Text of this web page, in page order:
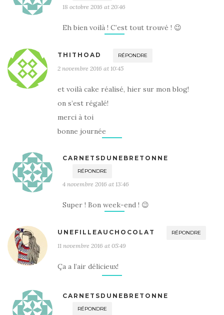
18 octobre 2016 at 20:46
Eh bien voilà ! C’est tout trouvé ! 😉
THITHOAD RÉPONDRE
2 novembre 2016 at 10:45
et voilà cake réalisé, hier sur mon blog!
on s’est régalé!
merci à toi
bonne journée
CARNETSDUNEBRETONNE
RÉPONDRE
4 novembre 2016 at 13:46
Super ! Bon week-end ! 😉
UNEFILLEAUCHOCOLAT RÉPONDRE
11 novembre 2016 at 05:49
Ça a l’air délicieux!
CARNETSDUNEBRETONNE
RÉPONDRE